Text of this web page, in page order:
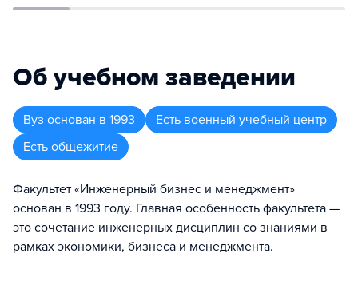
Об учебном заведении
Вуз основан в 1993
Есть военный учебный центр
Есть общежитие
Факультет «Инженерный бизнес и менеджмент»
основан в 1993 году. Главная особенность факультета —
это сочетание инженерных дисциплин со знаниями в
рамках экономики, бизнеса и менеджмента.